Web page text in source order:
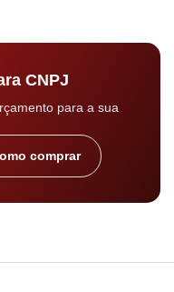
CNPJ
para a sua
comprar